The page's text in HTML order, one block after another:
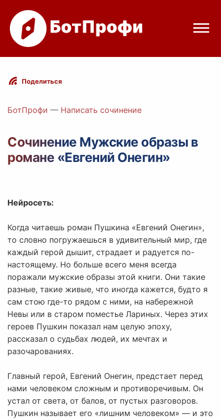
Режимы бота
Цены
Вход с Telegram
Поделиться
БотПрофи — Написать сочинение
Сочинение Мужские образы в
романе «Евгений Онегин»
Нейросеть:
Когда читаешь роман Пушкина «Евгений Онегин»,
то словно погружаешься в удивительный мир, где
каждый герой дышит, страдает и радуется по-
настоящему. Но больше всего меня всегда
поражали мужские образы этой книги. Они такие
разные, такие живые, что иногда кажется, будто я
сам стою где-то рядом с ними, на набережной
Невы или в старом поместье Лариных. Через этих
героев Пушкин показал нам целую эпоху,
рассказал о судьбах людей, их мечтах и
разочарованиях.
Главный герой, Евгений Онегин, предстает перед
нами человеком сложным и противоречивым. Он
устал от света, от балов, от пустых разговоров.
Пушкин называет его «лишним человеком» — и это